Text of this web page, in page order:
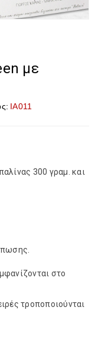
με
IA011
300 γραμ. και
στο
τροποποιούνται